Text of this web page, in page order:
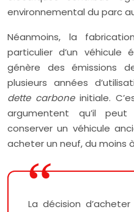
environnemental du parc
Néanmoins, la
particulier d’un véhicule
génère des émissions
plusieurs années
dette carbone initiale.
argumentent qu’il
conserver un véhicule
acheter un neuf, du moins
La décision